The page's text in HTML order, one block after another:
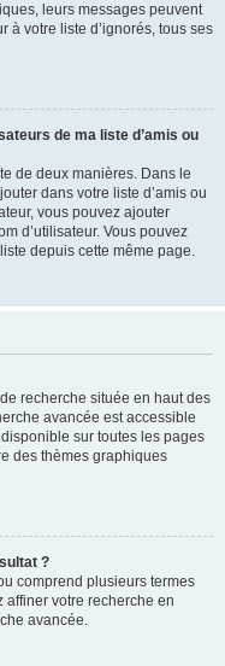
leurs messages peuvent
à votre liste d’ignorés, tous ses
de ma liste d’amis ou
de deux manières. Dans le
dans votre liste d’amis ou
vous pouvez ajouter
d’utilisateur. Vous pouvez
depuis cette même page.
recherche située en haut des
avancée est accessible
sur toutes les pages
des thèmes graphiques
?
comprend plusieurs termes
affiner votre recherche en
avancée.